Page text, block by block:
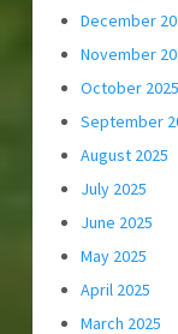
December
November
October 2025
September
August 2025
July 2025
June 2025
May 2025
April 2025
March 2025